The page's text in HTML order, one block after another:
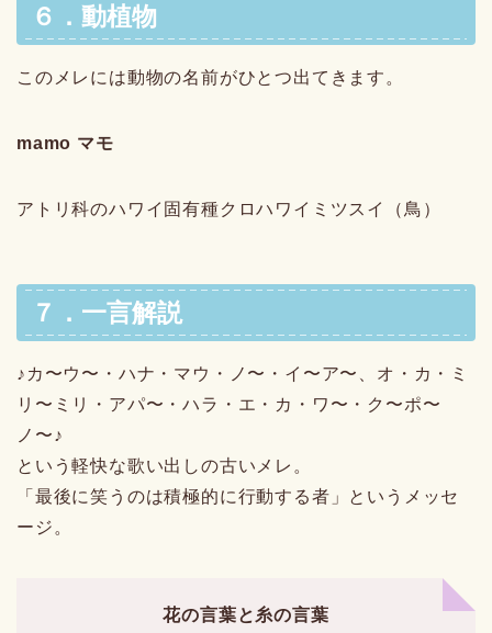
６．動植物
このメレには動物の名前がひとつ出てきます。
mamo マモ
アトリ科のハワイ固有種クロハワイミツスイ（鳥）
７．一言解説
♪カ〜ウ〜・ハナ・マウ・ノ〜・イ〜ア〜、オ・カ・ミ
リ〜ミリ・アパ〜・ハラ・エ・カ・ワ〜・ク〜ポ〜
ノ〜♪
という軽快な歌い出しの古いメレ。
「最後に笑うのは積極的に行動する者」というメッセ
ージ。
花の言葉と糸の言葉